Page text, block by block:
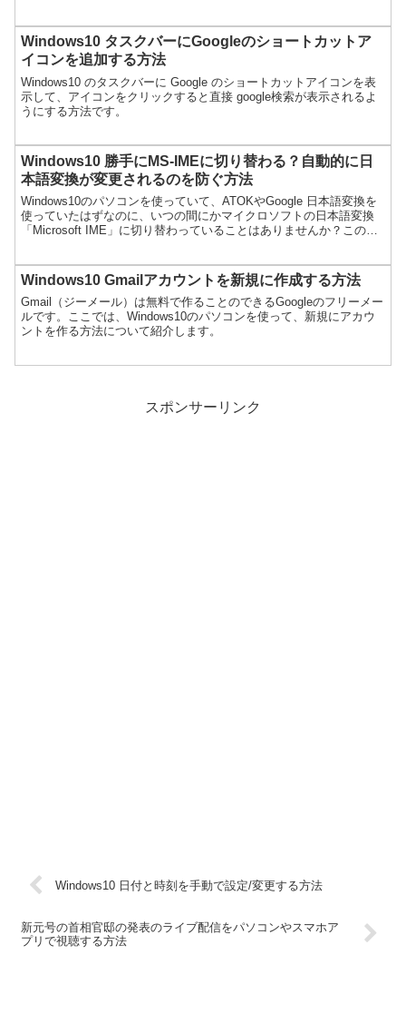
Windows10 タスクバーにGoogleのショートカットア
イコンを追加する方法
Windows10 のタスクバーに Google のショートカットアイコンを表
示して、アイコンをクリックすると直接 google検索が表示されるよ
うにする方法です。
Windows10 勝手にMS-IMEに切り替わる？自動的に日
本語変換が変更されるのを防ぐ方法
Windows10のパソコンを使っていて、ATOKやGoogle 日本語変換を
使っていたはずなのに、いつの間にかマイクロソフトの日本語変換
「Microsoft IME」に切り替わっていることはありませんか？この勝
Windows10 Gmailアカウントを新規に作成する方法
Gmail（ジーメール）は無料で作ることのできるGoogleのフリーメー
ルです。ここでは、Windows10のパソコンを使って、新規にアカウ
ントを作る方法について紹介します。
スポンサーリンク
Windows10 日付と時刻を手動で設定/変更する方法
新元号の首相官邸の発表のライブ配信をパソコンやスマホア
プリで視聴する方法